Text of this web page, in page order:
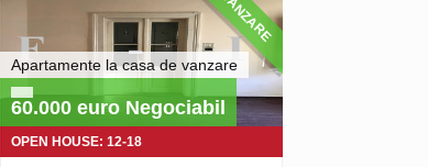
Apartamente la casa de vanzare
60.000 euro Negociabil
OPEN HOUSE: 12-18